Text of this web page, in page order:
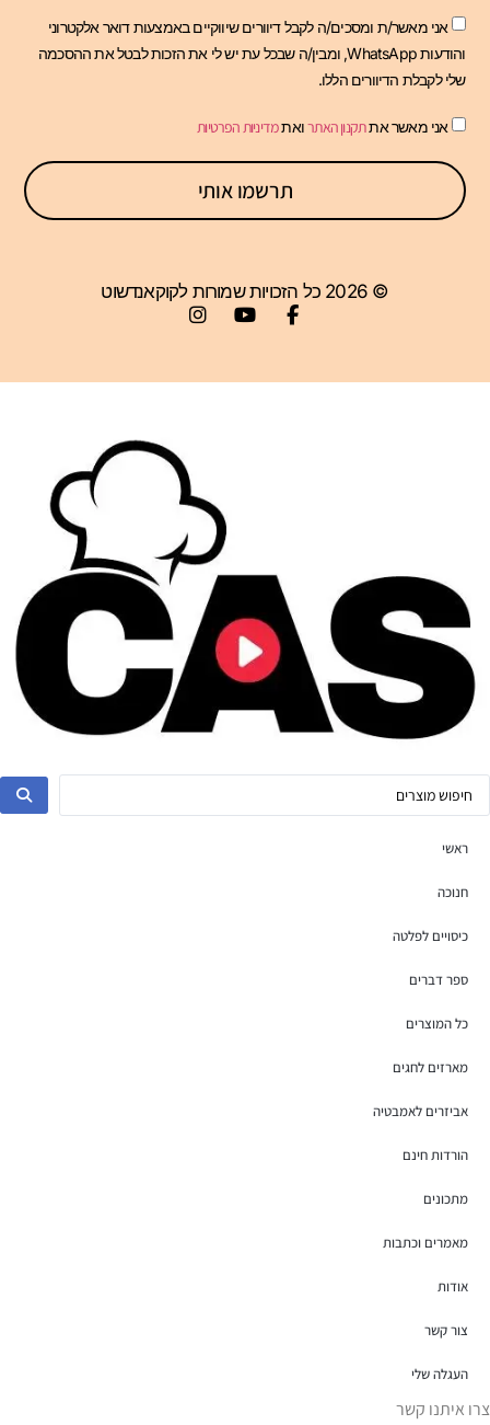
אני מאשר/ת ומסכים/ה לקבל דיוורים שיווקיים באמצעות דואר אלקטרוני
והודעות WhatsApp, ומבין/ה שבכל עת יש לי את הזכות לבטל את ההסכמה
שלי לקבלת הדיוורים הללו.
אני מאשר אתתקנון האתרואתמדיניות הפרטיות
תרשמו אותי
© 2026 כל הזכויות שמורות לקוקאנדשוט
ראשי
חנוכה
כיסויים לפלטה
ספר דברים
כל המוצרים
מארזים לחגים
אביזרים לאמבטיה
הורדות חינם
מתכונים
מאמרים וכתבות
אודות
צור קשר
העגלה שלי
צרו איתנו קשר